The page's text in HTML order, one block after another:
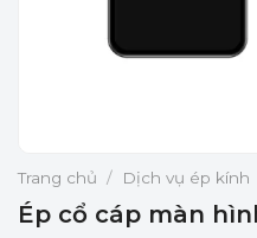
Trang chủ / Dịch vụ ép kính
Ép cổ cáp màn